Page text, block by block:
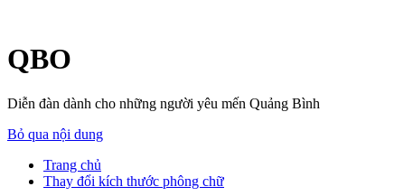
QBO
Diễn đàn dành cho những người yêu mến Quảng Bình
Bỏ qua nội dung
Trang chủ
Thay đổi kích thước phông chữ